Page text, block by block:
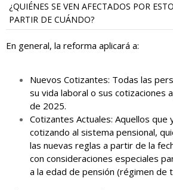
¿QUIÉNES SE VEN AFECTADOS POR
PARTIR DE CUÁNDO?
En general, la reforma aplicará a:
Nuevos Cotizantes: Todas las
su vida laboral o sus cotizaciones
de 2025.
Cotizantes Actuales: Aquellos que
cotizando al sistema pensional,
las nuevas reglas a partir de la
con consideraciones especiales
a la edad de pensión (régimen de